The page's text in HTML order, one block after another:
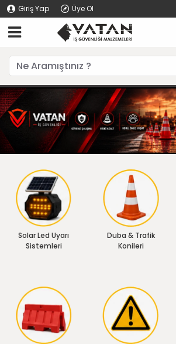
Giriş Yap Üye Ol
Solar Led Uyarı
Sistemleri
Duba & Trafik
Konileri